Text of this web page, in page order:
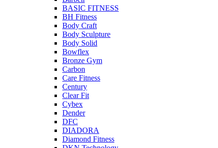
BASIC FITNESS
BH Fitness
Body Craft
Body Sculpture
Body Solid
Bowflex
Bronze Gym
Carbon
Care Fitness
Century
Clear Fit
Cybex
Dender
DFC
DIADORA
Diamond Fitness